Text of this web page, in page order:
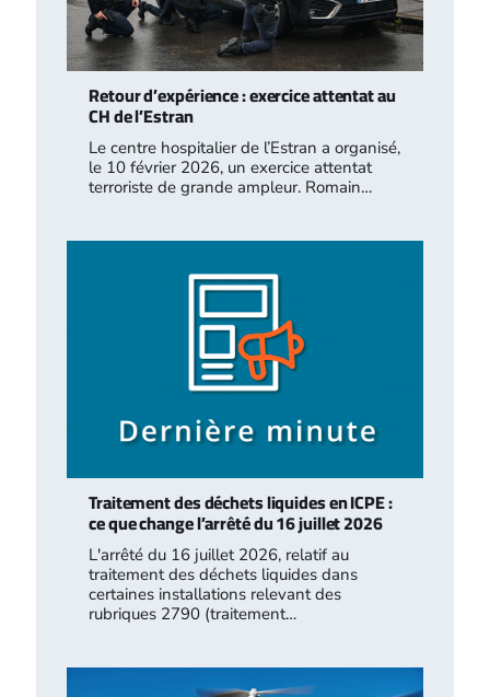
Retour d’expérience : exercice attentat au
CH de l’Estran
Le centre hospitalier de l’Estran a organisé,
le 10 février 2026, un exercice attentat
terroriste de grande ampleur. Romain…
Traitement des déchets liquides en ICPE :
ce que change l’arrêté du 16 juillet 2026
L'arrêté du 16 juillet 2026, relatif au
traitement des déchets liquides dans
certaines installations relevant des
rubriques 2790 (traitement…